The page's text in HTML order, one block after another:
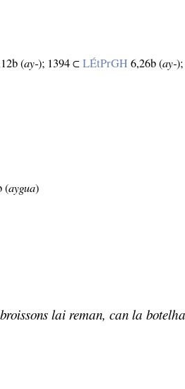
(ay‑); 1394 ⊂LÉtPrGH 6,26b (ay‑
(aygua)
lai reman, can la